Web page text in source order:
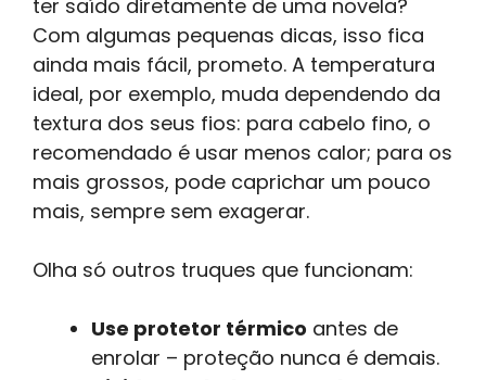
ter saído diretamente de uma novela?
Com algumas pequenas dicas, isso fica
ainda mais fácil, prometo. A temperatura
ideal, por exemplo, muda dependendo da
textura dos seus fios: para cabelo fino, o
recomendado é usar menos calor; para os
mais grossos, pode caprichar um pouco
mais, sempre sem exagerar.
Olha só outros truques que funcionam:
Use protetor térmico antes de
enrolar – proteção nunca é demais.